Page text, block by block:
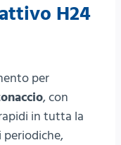
H24
per
, con
in tutta la